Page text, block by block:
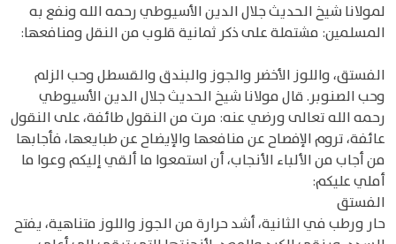
لمولانا شيخ الحديث جلال الدين الأسيوطي رحمه الله ونفع به
المسلمين: مشتملة على ذكر ثمانية قلوب من النقل ومنافعها:
الفستق، واللوز الأخضر والجوز والبندق والقسطل وحب الزلم
وحب الصنوبر. قال مولانا شيخ الحديث جلال الدين الأسيوطي
رحمه الله تعالى ورضي عنه: مرت من النقول طائفة، على النقول
عائفة، تروم الإفصاح عن منافعها والإيضاح عن طبايعها، فأجابها
من أجاب من الألباء الأنجاب، أن استمعوا ما ألقي إليكم وعوا ما
أملي عليكم:
الفستق
حار ورطب في الثانية، أشد حرارة من الجوز واللوز متناهية، يفتح